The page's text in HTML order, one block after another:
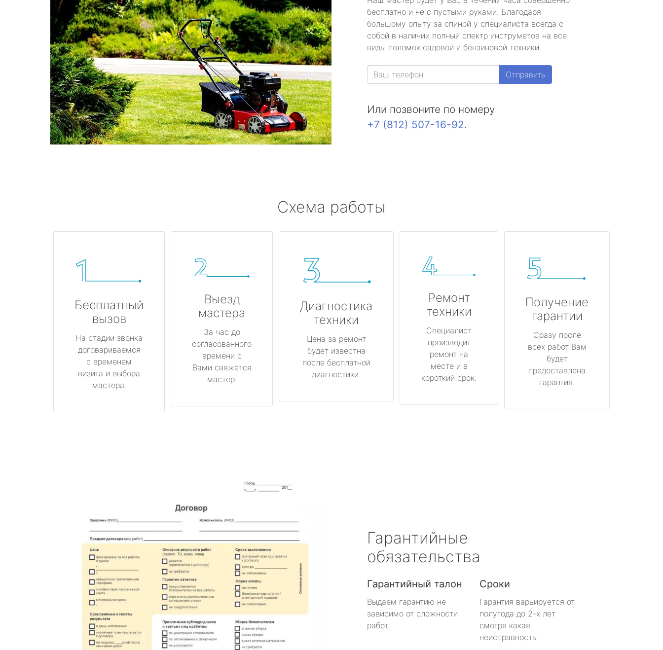
бесплатно и не с пустыми руками. Благодаря
большому опыту за спиной у специалиста всегда с
собой в наличии полный спектр инструметов на все
виды поломок садовой и бензиновой техники.
Отправить
Или позвоните по номеру
+7 (812) 507-16-92.
Схема работы
Бесплатный
вызов
На стадии звонка
договариваемся
с временем
визита и выбора
мастера.
Выезд
мастера
За час до
согласованного
времени с
Вами свяжется
мастер.
Диагностика
техники
Цена за ремонт
будет известна
после бесплатной
диагностики.
Ремонт
техники
Специалист
производит
ремонт на
месте и в
короткий срок.
Получение
гарантии
Сразу после
всех работ Вам
будет
предоставлена
гарантия.
Гарантийные
обязательства
Гарантийный талон
Выдаем гарантию не
зависимо от сложности
работ.
Сроки
Гарантия варьируется от
полугода до 2-х лет
смотря какая
неисправность.